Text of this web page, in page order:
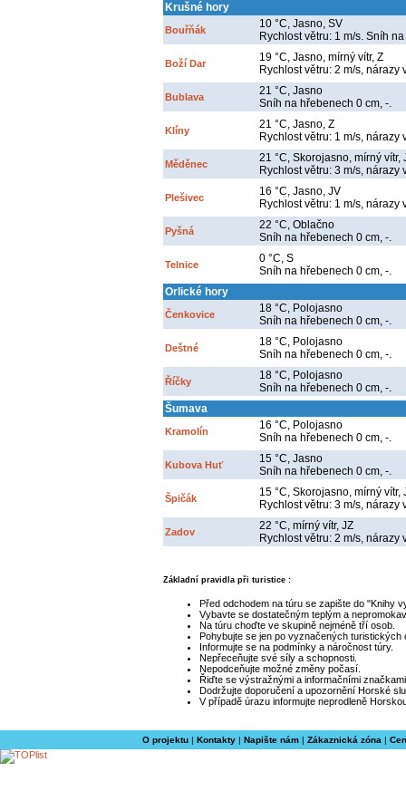
Krušné hory
Bouřňák
10 °C, Jasno, SV
Rychlost větru: 1 m/s. Sníh
Boží Dar
19 °C, Jasno, mírný vítr, Z
Rychlost větru: 2 m/s, nárazy
Bublava
21 °C, Jasno
Sníh na hřebenech 0 cm, -.
Klíny
21 °C, Jasno, Z
Rychlost větru: 1 m/s, nárazy
Měděnec
21 °C, Skorojasno, mírný vítr,
Rychlost větru: 3 m/s, nárazy
Plešivec
16 °C, Jasno, JV
Rychlost větru: 1 m/s, nárazy
Pyšná
22 °C, Oblačno
Sníh na hřebenech 0 cm, -.
Telnice
0 °C, S
Sníh na hřebenech 0 cm, -.
Orlické hory
Čenkovice
18 °C, Polojasno
Sníh na hřebenech 0 cm, -.
Deštné
18 °C, Polojasno
Sníh na hřebenech 0 cm, -.
Říčky
18 °C, Polojasno
Sníh na hřebenech 0 cm, -.
Šumava
Kramolín
16 °C, Polojasno
Sníh na hřebenech 0 cm, -.
Kubova Huť
15 °C, Jasno
Sníh na hřebenech 0 cm, -.
Špičák
15 °C, Skorojasno, mírný vítr,
Rychlost větru: 3 m/s, nárazy
Zadov
22 °C, mírný vítr, JZ
Rychlost větru: 2 m/s, nárazy
Základní pravidla při turistice :
Před odchodem na túru se zapište do "Knihy
Vybavte se dostatečným teplým a
Na túru choďte ve skupině nejméně tří osob.
Pohybujte se jen po vyznačených
Informujte se na podmínky a náročnost túry.
Nepřeceňujte své síly a schopnosti.
Nepodceňujte možné změny počasí.
Řiďte se výstražnými a informačními
Dodržujte doporučení a upozornění Horské
V případě úrazu informujte neprodleně
O projektu| Kontakty| Napište nám| Zákaznická zóna |